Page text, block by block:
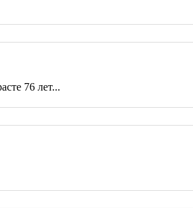
76 лет...